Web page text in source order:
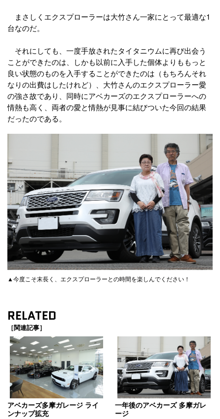
まさしくエクスプローラーは大竹さん一家にとって最適な1
台なのだ。
それにしても、一度手放されたタイタニウムに再び出会う
ことができたのは、しかも以前に入手した個体よりももっと
良い状態のものを入手することができたのは（もちろんそれ
なりの出費はしたけれど）、大竹さんのエクスプローラー愛
の強さ故であり、同時にアベカーズのエクスプローラーへの
情熱も高く、両者の愛と情熱が見事に結びついた今回の結果
だったのである。
▲今度こそ末長く、エクスプローラーとの時間を楽しんでください！
RELATED
［関連記事］
アベカーズ多摩ガレージ ライ
ンナップ拡充
一年後のアベカーズ 多摩ガレ
ージ